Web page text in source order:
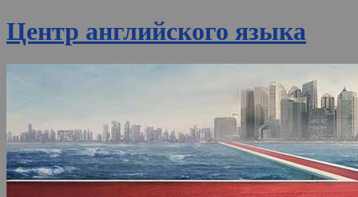
Центр английского языка